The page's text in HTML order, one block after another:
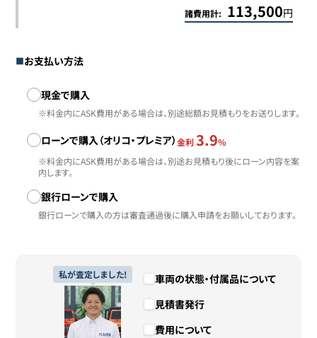
諸費用計: 113,500円
お支払い方法
お支払い方法
現金で購入
※料金内にASK費用がある場合は、別途総額お見積もりをお送りします。
ローンで購入（オリコ・プレミア）金利 3.9%
※料金内にASK費用がある場合は、別途お見積もり後にローン内容を案
内します。
銀行ローンで購入
銀行ローンで購入の方は審査通過後に購入申請をお願いしております。
私が査定しました!
車両の状態・付属品について
見積書発行
費用について